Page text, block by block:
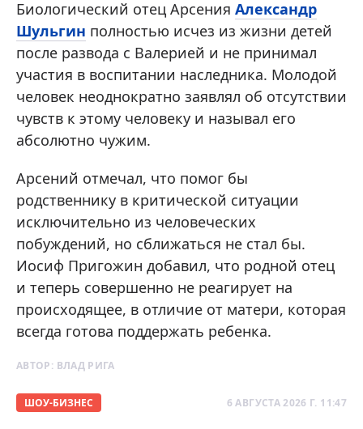
Биологический отец Арсения Александр
Шульгин полностью исчез из жизни детей
после развода с Валерией и не принимал
участия в воспитании наследника. Молодой
человек неоднократно заявлял об отсутствии
чувств к этому человеку и называл его
абсолютно чужим.
Арсений отмечал, что помог бы
родственнику в критической ситуации
исключительно из человеческих
побуждений, но сближаться не стал бы.
Иосиф Пригожин добавил, что родной отец
и теперь совершенно не реагирует на
происходящее, в отличие от матери, которая
всегда готова поддержать ребенка.
АВТОР: ВЛАД РИГА
ШОУ-БИЗНЕС 6 АВГУСТА 2026 Г. 11:47